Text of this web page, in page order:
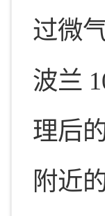
过微
波兰
理后
附近